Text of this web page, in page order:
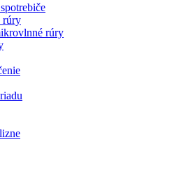
rúry
rúry